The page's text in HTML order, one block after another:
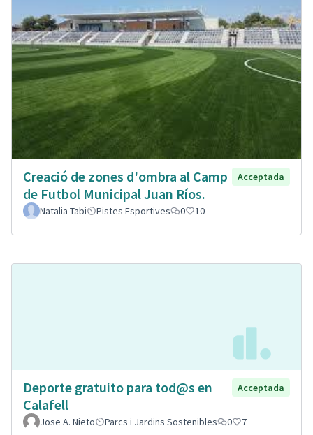
Creació de zones d'ombra al Camp
de Futbol Municipal Juan Ríos.
Acceptada
Natalia Tabi Pistes Esportives 0 10
Deporte gratuito para tod@s en
Calafell
Acceptada
Jose A. Nieto Parcs i Jardins Sostenibles 0 7